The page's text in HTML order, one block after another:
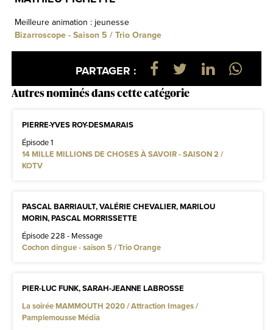
Meilleure animation : jeunesse
Bizarroscope - Saison 5 / Trio Orange
PARTAGER :
Autres nominés dans cette catégorie
PIERRE-YVES ROY-DESMARAIS
Épisode 1
14 MILLE MILLIONS DE CHOSES À SAVOIR - SAISON 2 /
KOTV
PASCAL BARRIAULT, VALÉRIE CHEVALIER, MARILOU
MORIN, PASCAL MORRISSETTE
Épisode 228 - Message
Cochon dingue - saison 5 / Trio Orange
PIER-LUC FUNK, SARAH-JEANNE LABROSSE
La soirée MAMMOUTH 2020 / Attraction Images /
Pamplemousse Média